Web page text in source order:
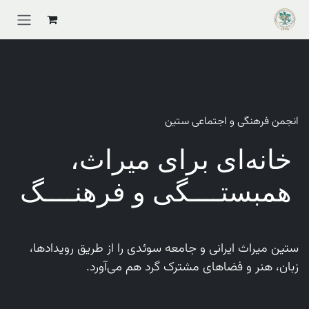
Skip to Content
انجمن فرهنگی و اجتماعی ستین
خانه‌ای برای میراث،
همبستــــگی و فرهنــــگ
ستین میراث ایرانی و جامعه سوئدی را از طریق رویدادها،
زبان، هنر و فضاهای مشترک گرد هم می‌آورد.